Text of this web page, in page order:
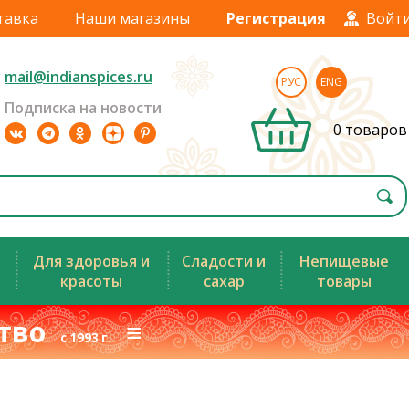
Наши магазины Регистрация
mail@indianspices.ru
Подписка на новости
РУС ENG
0 товаров
Для здоровья и
красоты
Сладости и
сахар
Непищевые
товары
с 1993 г.≡